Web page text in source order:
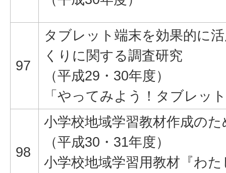
97
タブレット端末を効果的に
くりに関する調査研究
（平成29・30年度）
「やってみよう！タブレッ
98
小学校地域学習教材作成の
（平成30・31年度）
小学校地域学習用教材『わ